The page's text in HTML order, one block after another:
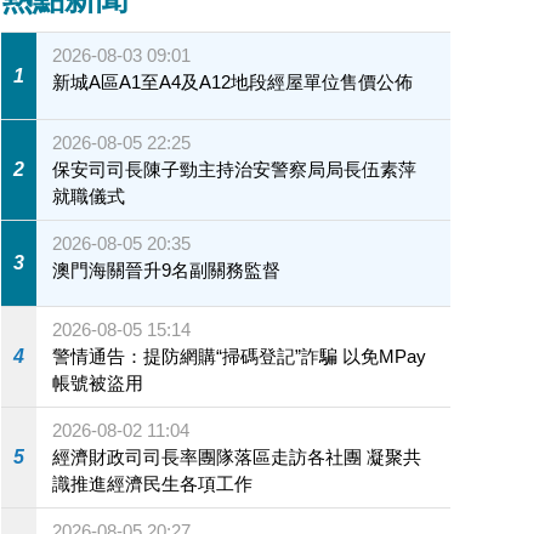
1
2026-08-03 09:01
新城A區A1至A4及A12地段經屋單位售價公佈
2
2026-08-05 22:25
保安司司長陳子勁主持治安警察局局長伍素萍
就職儀式
3
2026-08-05 20:35
澳門海關晉升9名副關務監督
4
2026-08-05 15:14
警情通告：提防網購“掃碼登記”詐騙 以免MPay
帳號被盜用
5
2026-08-02 11:04
經濟財政司司長率團隊落區走訪各社團 凝聚共
識推進經濟民生各項工作